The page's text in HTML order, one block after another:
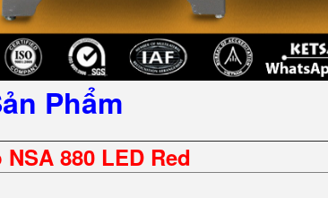
Phẩm
880 LED Red